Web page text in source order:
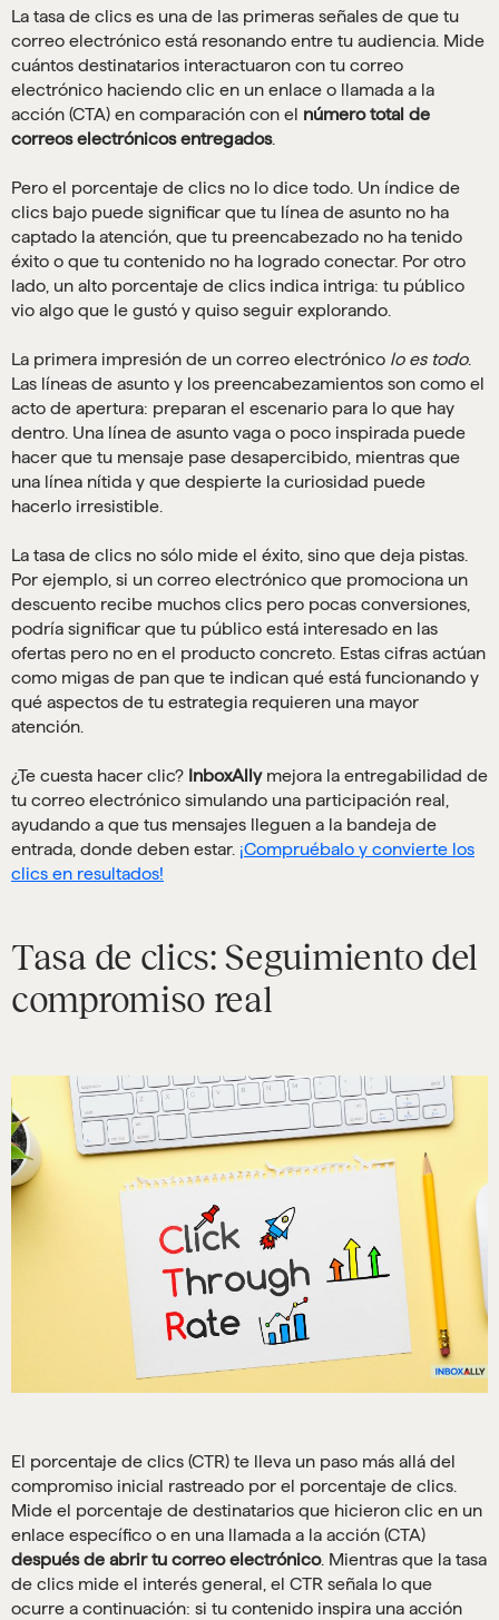
La tasa de clics es una de las primeras señales de que tu
correo electrónico está resonando entre tu audiencia. Mide
cuántos destinatarios interactuaron con tu correo
electrónico haciendo clic en un enlace o llamada a la
acción (CTA) en comparación con el número total de
correos electrónicos entregados.
Pero el porcentaje de clics no lo dice todo. Un índice de
clics bajo puede significar que tu línea de asunto no ha
captado la atención, que tu preencabezado no ha tenido
éxito o que tu contenido no ha logrado conectar. Por otro
lado, un alto porcentaje de clics indica intriga: tu público
vio algo que le gustó y quiso seguir explorando.
La primera impresión de un correo electrónico lo es todo.
Las líneas de asunto y los preencabezamientos son como el
acto de apertura: preparan el escenario para lo que hay
dentro. Una línea de asunto vaga o poco inspirada puede
hacer que tu mensaje pase desapercibido, mientras que
una línea nítida y que despierte la curiosidad puede
hacerlo irresistible.
La tasa de clics no sólo mide el éxito, sino que deja pistas.
Por ejemplo, si un correo electrónico que promociona un
descuento recibe muchos clics pero pocas conversiones,
podría significar que tu público está interesado en las
ofertas pero no en el producto concreto. Estas cifras actúan
como migas de pan que te indican qué está funcionando y
qué aspectos de tu estrategia requieren una mayor
atención.
¿Te cuesta hacer clic? InboxAllymejora la entregabilidad de
tu correo electrónico simulando una participación real,
ayudando a que tus mensajes lleguen a la bandeja de
entrada, donde deben estar. ¡Compruébalo y convierte los
clics en resultados!
Tasa de clics: Seguimiento del
compromiso real
El porcentaje de clics (CTR) te lleva un paso más allá del
compromiso inicial rastreado por el porcentaje de clics.
Mide el porcentaje de destinatarios que hicieron clic en un
enlace específico o en una llamada a la acción (CTA)
después de abrir tu correo electrónico. Mientras que la tasa
de clics mide el interés general, el CTR señala lo que
ocurre a continuación: si tu contenido inspira una acción